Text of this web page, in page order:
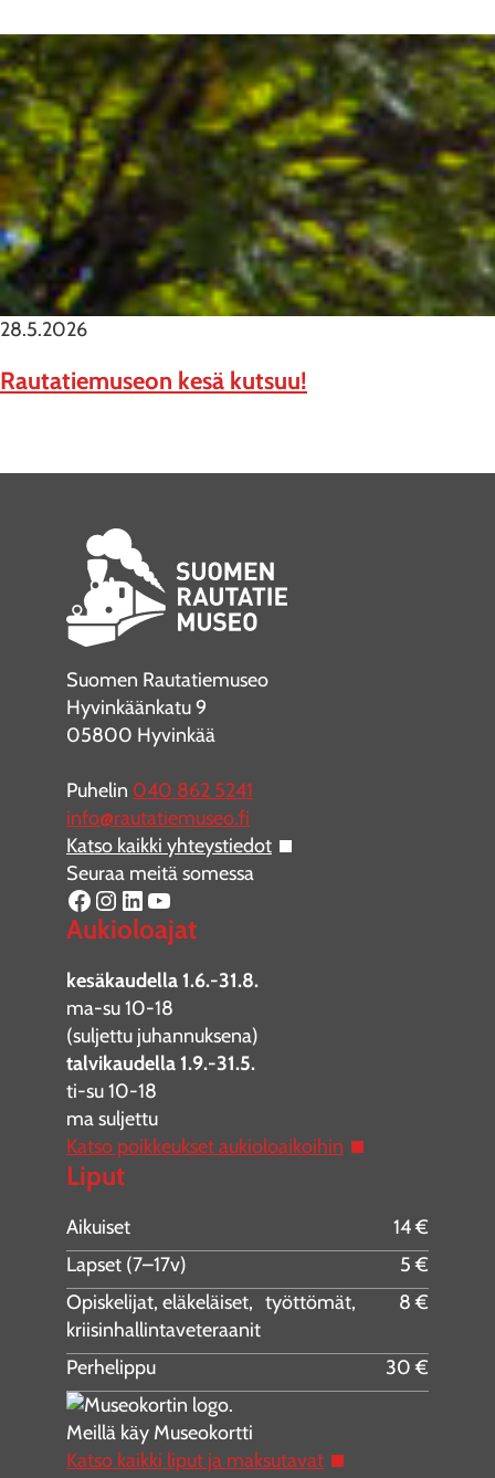
28.5.2026
Rautatiemuseon kesä kutsuu!
Suomen Rautatiemuseo
Hyvinkäänkatu 9
05800 Hyvinkää
Puhelin 040 862 5241
info@rautatiemuseo.fi
Katso kaikki yhteystiedot
Seuraa meitä somessa
Facebook Instagram LinkedIn YouTube
Aukioloajat
kesäkaudella 1.6.-31.8.
ma-su 10-18
(suljettu juhannuksena)
talvikaudella 1.9.-31.5.
ti-su 10-18
ma suljettu
Katso poikkeukset aukioloaikoihin
Liput
Aikuiset
14 €
Lapset (7–17v)
5 €
Opiskelijat, eläkeläiset, työttömät,
kriisinhallintaveteraanit
8 €
Perhelippu 30 €
Meillä käy Museokortti
Katso kaikki liput ja maksutavat